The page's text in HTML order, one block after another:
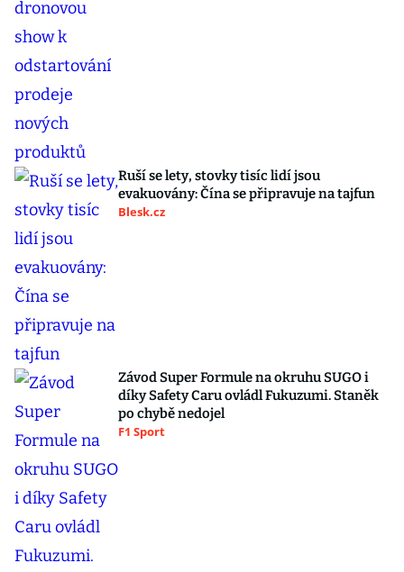
Ruší se lety, stovky tisíc lidí jsou
evakuovány: Čína se připravuje na tajfun
Blesk.cz
Závod Super Formule na okruhu SUGO i
díky Safety Caru ovládl Fukuzumi. Staněk
po chybě nedojel
F1 Sport